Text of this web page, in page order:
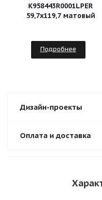
K958443R0001LPER
59,7х119,7 матовый
Подробнее
Дизайн-проекты
Оплата и доставка